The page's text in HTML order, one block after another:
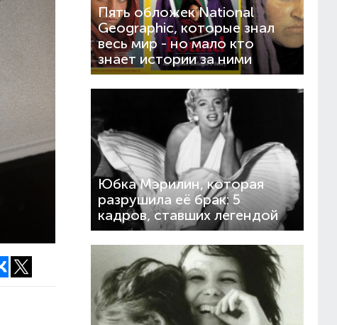
Пять обложек National
Geographic, которые знал
весь мир - но мало кто
знает истории за ними
Юбка Мэрилин, которая
разрушила её брак: 5
кадров, ставших легендой